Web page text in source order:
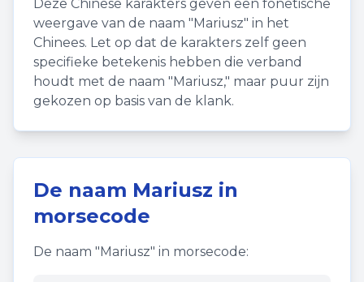
Deze Chinese karakters geven een fonetische
weergave van de naam "Mariusz" in het
Chinees. Let op dat de karakters zelf geen
specifieke betekenis hebben die verband
houdt met de naam "Mariusz," maar puur zijn
gekozen op basis van de klank.
De naam Mariusz in
morsecode
De naam "Mariusz" in morsecode: